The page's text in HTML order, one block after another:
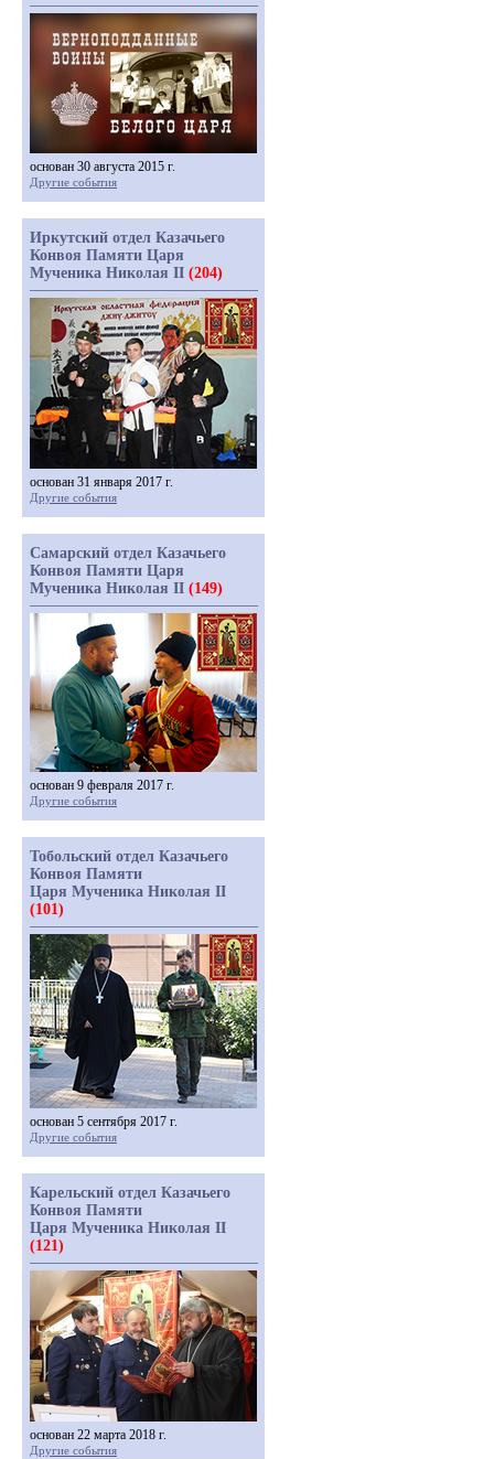
основан 30 августа 2015 г.
Другие события
Иркутский отдел Казачьего
Конвоя Памяти Царя
Мученика Николая II (204)
основан 31 января 2017 г.
Другие события
Самарский отдел Казачьего
Конвоя Памяти Царя
Мученика Николая II (149)
основан 9 февраля 2017 г.
Другие события
Тобольский отдел Казачьего
Конвоя Памяти
Царя Мученика Николая II
(101)
основан 5 сентября 2017 г.
Другие события
Карельский отдел Казачьего
Конвоя Памяти
Царя Мученика Николая II
(121)
основан 22 марта 2018 г.
Другие события